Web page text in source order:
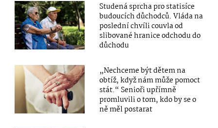
Studená sprcha pro statisíce
budoucích důchodců. Vláda na
poslední chvíli couvla od
slibované hranice odchodu do
důchodu
„Nechceme být dětem na
obtíž, když nám může pomoct
stát.“ Senioři upřímně
promluvili o tom, kdo by se o
ně měl postarat